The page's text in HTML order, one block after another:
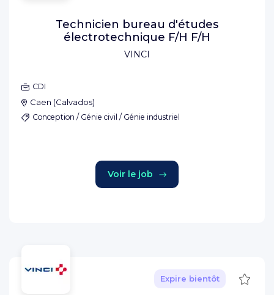
VINCI
Technicien bureau d'études
électrotechnique F/H F/H
CDI
Caen (Calvados)
Conception / Génie civil / Génie industriel
Voir le job
Expire bientôt